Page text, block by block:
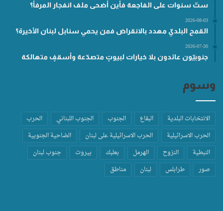
ستّ سنوات على الفاجعة فأين أضحى ملف انفجار المرفأ؟
2026-08-03
القمح البلديّ مهدد بالانقراض فمن يحمي سنابل لبنان الأخيرة؟
2026-07-30
جنوبيّون عائدون بلا خيارات لبيوتٍ متصدّعة وأسقفٍ متهالكة
وسوم
الانتخابات البلدية البقاع الجنوب الجنوب اللبناني
الحرب
الحرب الاسرائيلية
الحرب الاسرائيلية على لبنان
الضاحية الجنوبية
النبطية
النزوح الهرمل بعلبك بيروت
جنوب لبنان
صور
طرابلس لبنان مناطق